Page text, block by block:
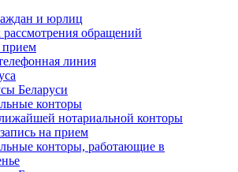
и юрлиц
обращений
линия
Беларуси
конторы
нотариальной конторы
на прием
конторы, работающие в